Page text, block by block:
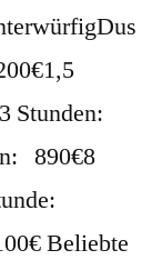
Stunden:
890€8
Beliebte